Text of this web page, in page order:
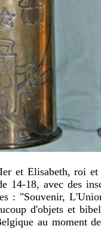
et Elisabeth, roi et
14-18, avec des
: "Souvenir,
d'objets et
au moment